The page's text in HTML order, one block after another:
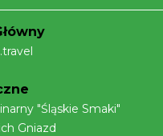
"Śląskie Smaki"
Gniazd